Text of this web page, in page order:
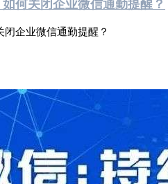
企业微信通勤提醒？